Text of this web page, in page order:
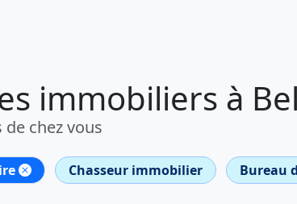
immobiliers à
chez vous
Chasseur immobilier Bureau